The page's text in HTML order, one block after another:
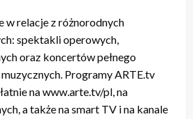
relacje z różnorodnych
spektakli operowych,
oraz koncertów pełnego
Programy ARTE.tv
na www.arte.tv/pl, na
a także na smart TV i na kanale